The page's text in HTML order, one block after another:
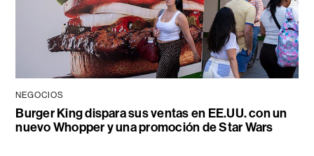
NEGOCIOS
Burger King dispara sus ventas en EE.UU. con un
nuevo Whopper y una promoción de Star Wars